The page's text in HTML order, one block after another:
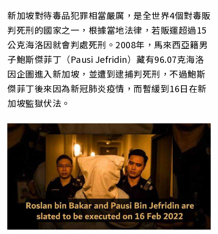
新加坡對待毒品犯罪相當嚴厲，是全世界4個對毒販
判死刑的國家之一，根據當地法律，若販運超過15
公克海洛因就會判處死刑。2008年，馬來西亞籍男
子鮑斯傑菲丁（Pausi Jefridin）藏有96.07克海洛
因企圖進入新加坡，並遭到逮捕判死刑，不過鮑斯
傑菲丁後來因為新冠肺炎疫情，而暫緩到16日在新
加坡監獄伏法。